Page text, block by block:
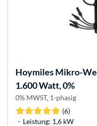
HoymilesMikro-
1.600 Watt, 0%
0% MWST, 1-phasig
(6)
Leistung: 1,6 kW